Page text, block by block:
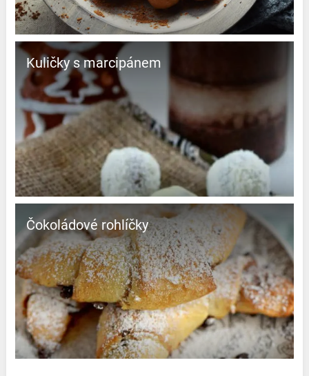
Kuličky s marcipánem
Čokoládové rohlíčky